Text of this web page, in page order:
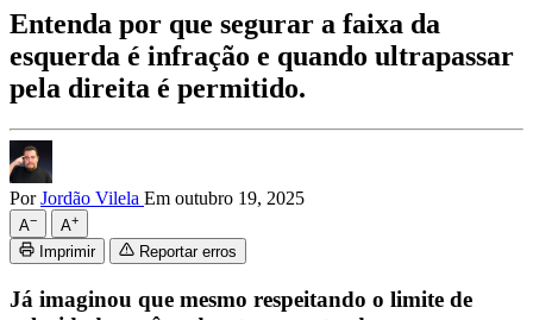
Entenda por que segurar a faixa da
esquerda é infração e quando ultrapassar
pela direita é permitido.
PorJordão Vilela Em outubro 19, 2025
A− A+
Imprimir Reportar erros
Já imaginou que mesmo respeitando o limite de